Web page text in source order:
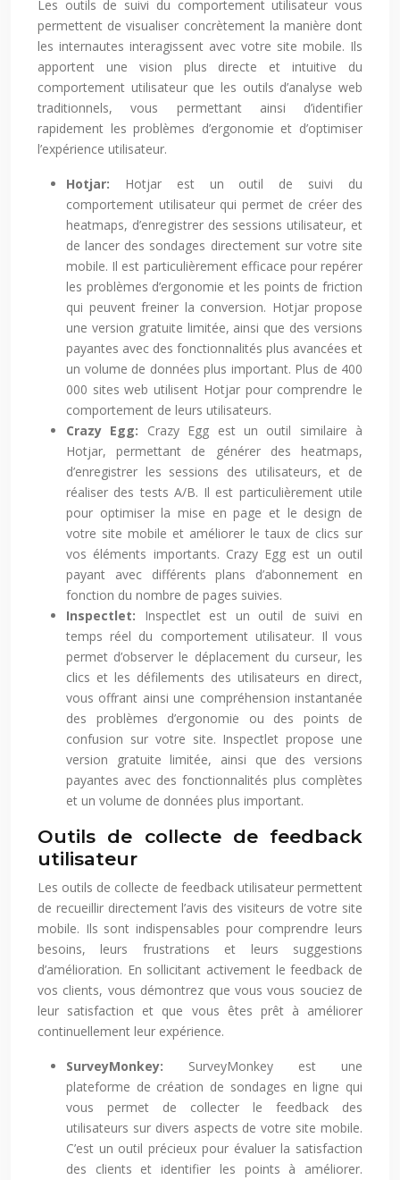
Les outils de suivi du comportement utilisateur vous
permettent de visualiser concrètement la manière dont
les internautes interagissent avec votre site mobile. Ils
apportent une vision plus directe et intuitive du
comportement utilisateur que les outils d’analyse web
traditionnels, vous permettant ainsi d’identifier
rapidement les problèmes d’ergonomie et d’optimiser
l’expérience utilisateur.
Hotjar: Hotjar est un outil de suivi du
comportement utilisateur qui permet de créer des
heatmaps, d’enregistrer des sessions utilisateur, et
de lancer des sondages directement sur votre site
mobile. Il est particulièrement efficace pour repérer
les problèmes d’ergonomie et les points de friction
qui peuvent freiner la conversion. Hotjar propose
une version gratuite limitée, ainsi que des versions
payantes avec des fonctionnalités plus avancées et
un volume de données plus important. Plus de 400
000 sites web utilisent Hotjar pour comprendre le
comportement de leurs utilisateurs.
Crazy Egg: Crazy Egg est un outil similaire à
Hotjar, permettant de générer des heatmaps,
d’enregistrer les sessions des utilisateurs, et de
réaliser des tests A/B. Il est particulièrement utile
pour optimiser la mise en page et le design de
votre site mobile et améliorer le taux de clics sur
vos éléments importants. Crazy Egg est un outil
payant avec différents plans d’abonnement en
fonction du nombre de pages suivies.
Inspectlet: Inspectlet est un outil de suivi en
temps réel du comportement utilisateur. Il vous
permet d’observer le déplacement du curseur, les
clics et les défilements des utilisateurs en direct,
vous offrant ainsi une compréhension instantanée
des problèmes d’ergonomie ou des points de
confusion sur votre site. Inspectlet propose une
version gratuite limitée, ainsi que des versions
payantes avec des fonctionnalités plus complètes
et un volume de données plus important.
Outils de collecte de feedback
utilisateur
Les outils de collecte de feedback utilisateur permettent
de recueillir directement l’avis des visiteurs de votre site
mobile. Ils sont indispensables pour comprendre leurs
besoins, leurs frustrations et leurs suggestions
d’amélioration. En sollicitant activement le feedback de
vos clients, vous démontrez que vous vous souciez de
leur satisfaction et que vous êtes prêt à améliorer
continuellement leur expérience.
SurveyMonkey: SurveyMonkey est une
plateforme de création de sondages en ligne qui
vous permet de collecter le feedback des
utilisateurs sur divers aspects de votre site mobile.
C’est un outil précieux pour évaluer la satisfaction
des clients et identifier les points à améliorer.